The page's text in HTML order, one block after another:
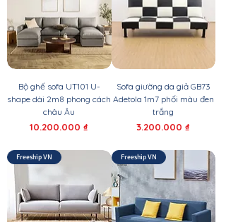
Bộ ghế sofa UT101 U-
shape dài 2m8 phong cách
châu Âu
Giá
10.200.000 ₫
Sofa giường da giả GB73
Adetola 1m7 phối màu đen
trắng
Giá
3.200.000 ₫
Freeship VN Freeship VN